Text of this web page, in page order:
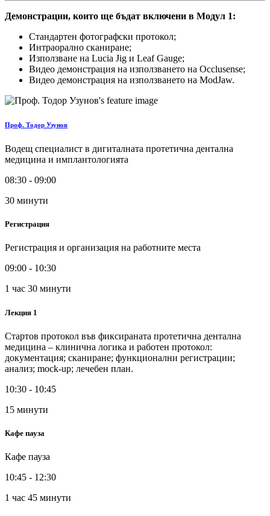
Демонстрации, които ще бъдат включени в Модул 1:
Стандартен фотографски протокол;
Интраорално сканиране;
Използване на Lucia Jig и Leaf Gauge;
Видео демонстрация на използването на Occlusense;
Видео демонстрация на използването на ModJaw.
Проф. Тодор Узунов
Водещ специалист в дигиталната протетична дентална
медицина и имплантологията
08:30 - 09:00
30 минути
Регистрация
Регистрация и организация на работните места
09:00 - 10:30
1 час 30 минути
Лекция 1
Стартов протокол във фиксираната протетична дентална
медицина – клинична логика и работен протокол:
документация; сканиране; функционални регистрации;
анализ; mock-up; лечебен план.
10:30 - 10:45
15 минути
Кафе пауза
Кафе пауза
10:45 - 12:30
1 час 45 минути